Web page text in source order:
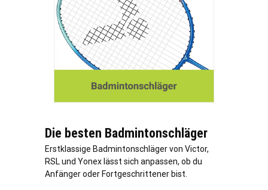
Die besten Badmintonschläger
Erstklassige Badmintonschläger von Victor,
RSL und Yonex lässt sich anpassen, ob du
Anfänger oder Fortgeschrittener bist.